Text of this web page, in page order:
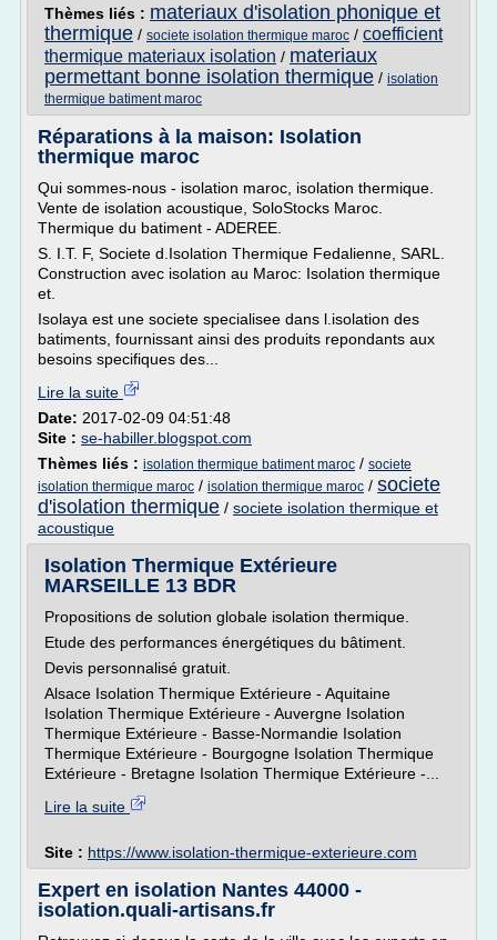
Thèmes liés : materiaux d'isolation phonique et
thermique / societe isolation thermique maroc / coefficient
thermique materiaux isolation / materiaux
permettant bonne isolation thermique / isolation
thermique batiment maroc
Réparations à la maison: Isolation
thermique maroc
Qui sommes-nous - isolation maroc, isolation thermique.
Vente de isolation acoustique, SoloStocks Maroc.
Thermique du batiment - ADEREE.
S. I.T. F, Societe d.Isolation Thermique Fedalienne, SARL.
Construction avec isolation au Maroc: Isolation thermique
et.
Isolaya est une societe specialisee dans l.isolation des
batiments, fournissant ainsi des produits repondants aux
besoins specifiques des...
Lire la suite
Date: 2017-02-09 04:51:48
Site : se-habiller.blogspot.com
Thèmes liés : isolation thermique batiment maroc / societe
isolation thermique maroc / isolation thermique maroc / societe
d'isolation thermique / societe isolation thermique et
acoustique
Isolation Thermique Extérieure
MARSEILLE 13 BDR
Propositions de solution globale isolation thermique.
Etude des performances énergétiques du bâtiment.
Devis personnalisé gratuit.
Alsace Isolation Thermique Extérieure - Aquitaine
Isolation Thermique Extérieure - Auvergne Isolation
Thermique Extérieure - Basse-Normandie Isolation
Thermique Extérieure - Bourgogne Isolation Thermique
Extérieure - Bretagne Isolation Thermique Extérieure -...
Lire la suite
Site : https://www.isolation-thermique-exterieure.com
Expert en isolation Nantes 44000 -
isolation.quali-artisans.fr